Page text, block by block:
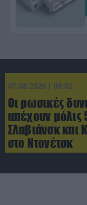
07.08.2026 | 08:02
Οι ρωσικές
απέχουν μόλις
Σλαβιάνσκ και
στο Ντονέτσκ